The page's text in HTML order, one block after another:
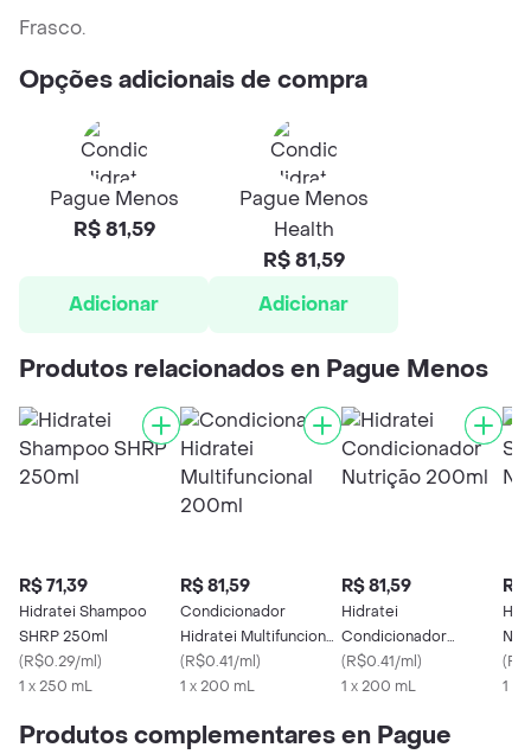
Frasco.
Opções adicionais de compra
Pague Menos
R$ 81,59
Adicionar
Pague Menos
Health
R$ 81,59
Adicionar
Produtos relacionados en Pague Menos
R$ 71,39
Hidratei Shampoo
SHRP 250ml
(R$0.29/ml)
1 x 250 mL
R$ 81,59
Condicionador
Hidratei Multifuncional
200ml
(R$0.41/ml)
1 x 200 mL
R$ 81,59
Hidratei
Condicionador
Nutrição 200ml
(R$0.41/ml)
1 x 200 mL
R$
(
1 x
Produtos complementares en Pague